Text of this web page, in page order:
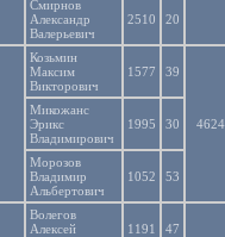
Смирнов
Александр
Валерьевич
2510 20
Козьмин
Максим
Викторович
1577 39
4624
Микожанс
Эрикс
Владимирович
1995 30
Морозов
Владимир
Альбертович
1052 53
Волегов
Алексей
1191 47